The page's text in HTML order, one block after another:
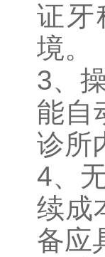
证牙
境。
3、
能自
诊所
4、
续成
备应